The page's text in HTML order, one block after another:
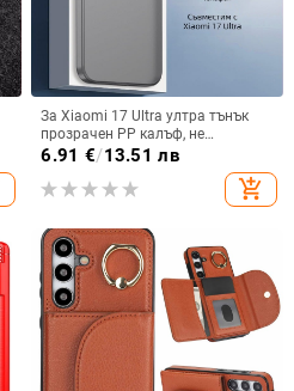
За Xiaomi 17 Ultra ултра тънък
прозрачен PP калъф, не
пожълтява, матиран финиш и
6.91 €/13.51 лв
add_shopping_cart